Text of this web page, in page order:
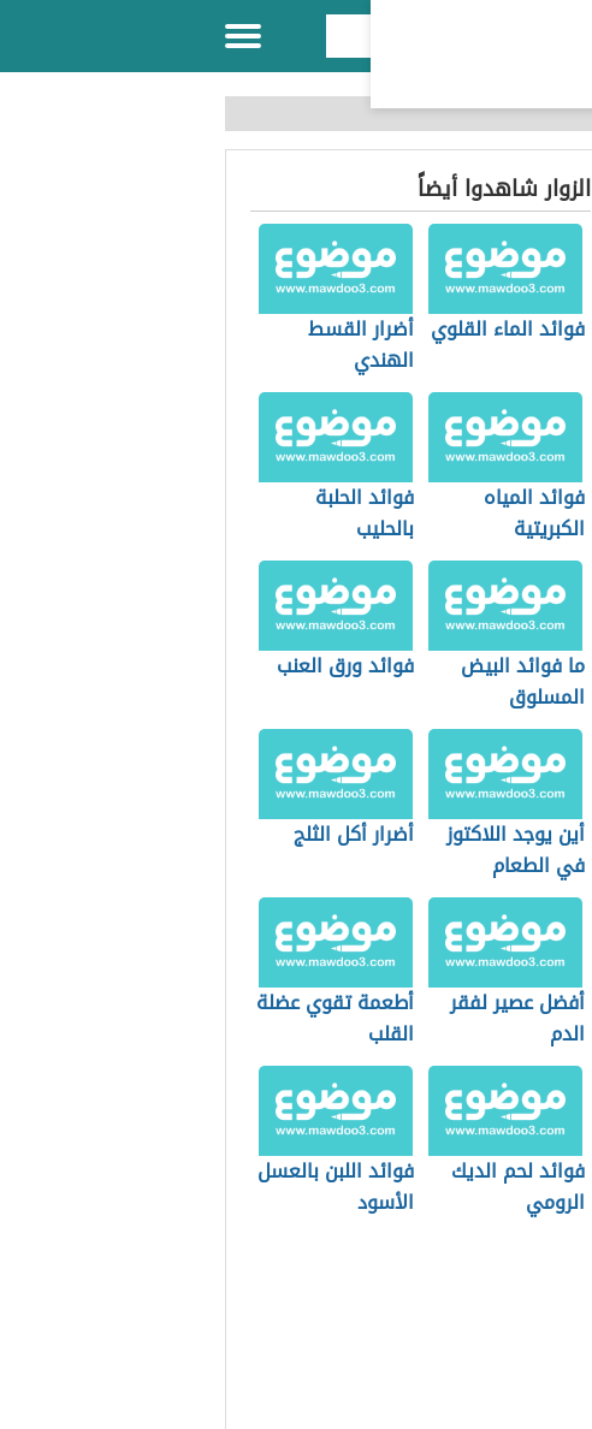
الزوار شاهدوا أيضاً
فوائد الماء القلوي أضرار القسط
الهندي
فوائد المياه
الكبريتية
فوائد الحلبة
بالحليب
ما فوائد البيض
المسلوق
فوائد ورق العنب
أين يوجد اللاكتوز
في الطعام
أضرار أكل الثلج
أفضل عصير لفقر
الدم
أطعمة تقوي عضلة
القلب
فوائد لحم الديك
الرومي
فوائد اللبن بالعسل
الأسود